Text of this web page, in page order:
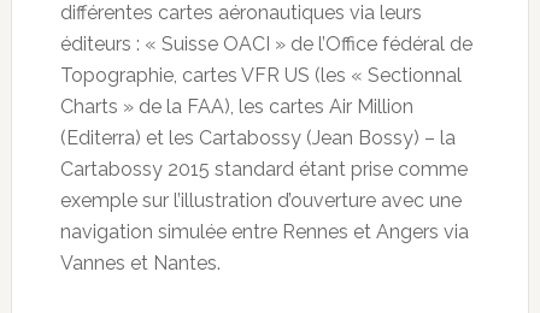
différentes cartes aéronautiques via leurs
éditeurs : « Suisse OACI » de l’Office fédéral de
Topographie, cartes VFR US (les « Sectionnal
Charts » de la FAA), les cartes Air Million
(Editerra) et les Cartabossy (Jean Bossy) – la
Cartabossy 2015 standard étant prise comme
exemple sur l’illustration d’ouverture avec une
navigation simulée entre Rennes et Angers via
Vannes et Nantes.